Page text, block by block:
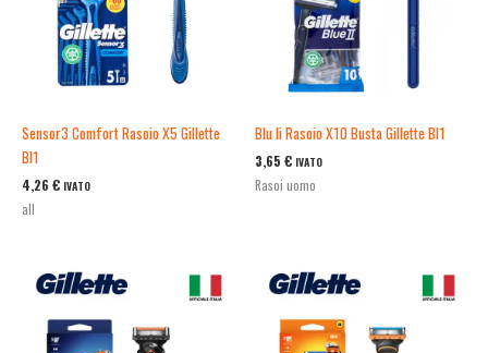
Sensor3 Comfort Rasoio X5 Gillette
Bl1
4,26 € IVATO
all
Blu Ii Rasoio X10 Busta Gillette Bl1
3,65 € IVATO
Rasoi uomo